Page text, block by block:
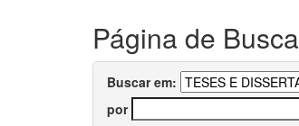
Página de Busca
Buscar em:
por